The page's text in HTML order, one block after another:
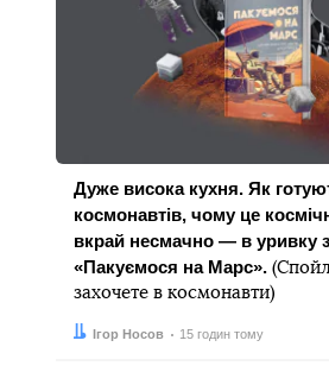
Дуже висока кухня. Як
космонавтів, чому це
вкрай несмачно — в уривку
«Пакуємося на Марс».
захочете в космонавти)
Автор:Ігор Носов
Дата: 15 годин тому